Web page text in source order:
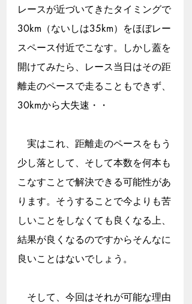
レースが近づいてきたタイミングで
30km（ないしは35km）をほぼレー
スペース付近でこなす。しかし蓋を
開けてみたら、レース当日はその距
離走のペースで走ることもできず、
30kmから大失速・・
実はこれ、距離走のペースをもう
少し落として、そして本数を何本も
こなすことで解決できる可能性があ
ります。そうすることで今よりも苦
しいことをしなくても良くなる上、
結果が良くなるのですからそんなに
良いことはないでしょう。
そして、今回はそれが可能な理由